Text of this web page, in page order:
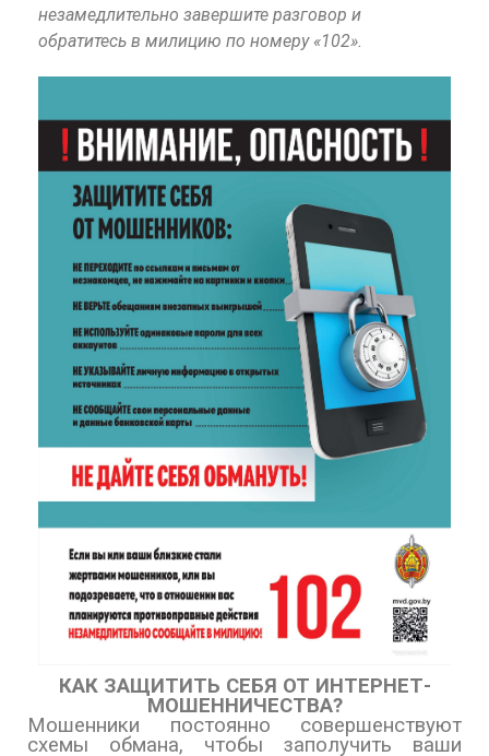
незамедлительно завершите разговор и
обратитесь в милицию по номеру «102».
КАК ЗАЩИТИТЬ СЕБЯ ОТ ИНТЕРНЕТ-
МОШЕННИЧЕСТВА?
Мошенники постоянно совершенствуют
схемы обмана, чтобы заполучить ваши